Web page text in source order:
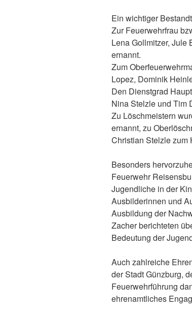
Ein wichtiger
Zur Feuerwehrfrau
Lena Gollmitzer, Jule
ernannt.
Zum
Lopez, Dominik
Den Dienstgrad
Nina Stelzle und Tim
Zu Löschmeistern
ernannt, zu
Christian Stelzle zum
Besonders
Feuerwehr
Jugendliche in der
Ausbilderinnen und
Ausbildung der
Zacher berichteten
Bedeutung der
Auch zahlreiche
der Stadt Günzburg,
Feuerwehrführung
ehrenamtliches